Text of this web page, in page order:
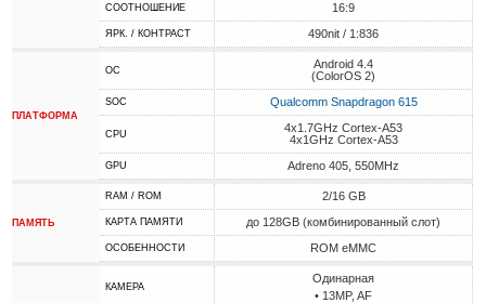
СООТНОШЕНИЕ 16:9
ЯРК. / КОНТРАСТ 490nit / 1:836
ПЛАТФОРМА
ОС
Android 4.4
(ColorOS 2)
SOC Qualcomm Snapdragon 615
CPU
4x1.7GHz Cortex-A53
4x1GHz Cortex-A53
GPU Adreno 405, 550MHz
ПАМЯТЬ
RAM / ROM 2/16 GB
КАРТА ПАМЯТИ до 128GB (комбинированный слот)
ОСОБЕННОСТИ ROM eMMC
КАМЕРА
Одинарная
• 13MP, AF